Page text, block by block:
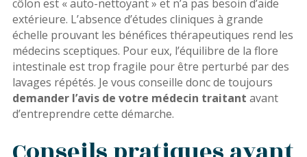
côlon est « auto-nettoyant » et n’a pas besoin d’aide
extérieure. L’absence d’études cliniques à grande
échelle prouvant les bénéfices thérapeutiques rend les
médecins sceptiques. Pour eux, l’équilibre de la flore
intestinale est trop fragile pour être perturbé par des
lavages répétés. Je vous conseille donc de toujours
demander l’avis de votre médecin traitant avant
d’entreprendre cette démarche.